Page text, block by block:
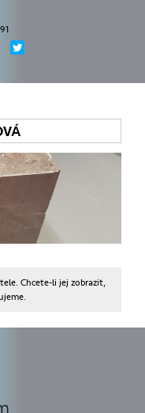
Chcete-li jej zobrazit,